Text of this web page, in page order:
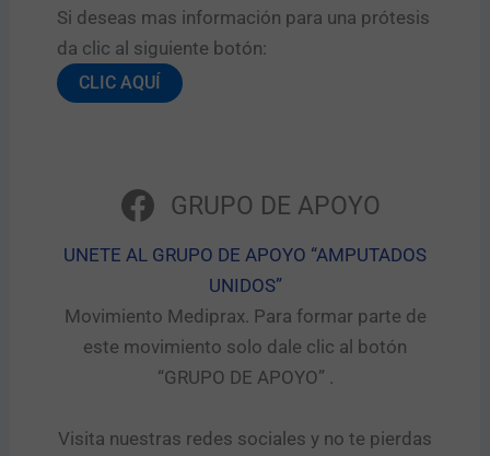
Si deseas mas información para una prótesis
da clic al siguiente botón:​
CLIC AQUÍ
GRUPO DE APOYO
UNETE AL GRUPO DE APOYO “AMPUTADOS
UNIDOS”​
Movimiento Mediprax. Para formar parte de
este movimiento solo dale clic al botón
“GRUPO DE APOYO” .​
Visita nuestras redes sociales y no te pierdas